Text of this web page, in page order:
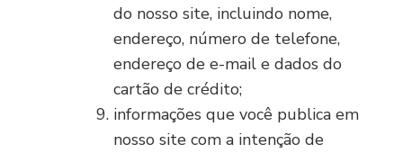
do nosso site, incluindo nome,
endereço, número de telefone,
endereço de e-mail e dados do
cartão de crédito;
informações que você publica em
nosso site com a intenção de